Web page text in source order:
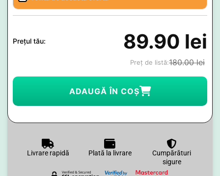
Prețul tău: 89.90 lei
Preț de listă:180.00lei
ADAUGĂ ÎN COȘ
Livrare rapidă Plată la livrare
Cumpărături
sigure